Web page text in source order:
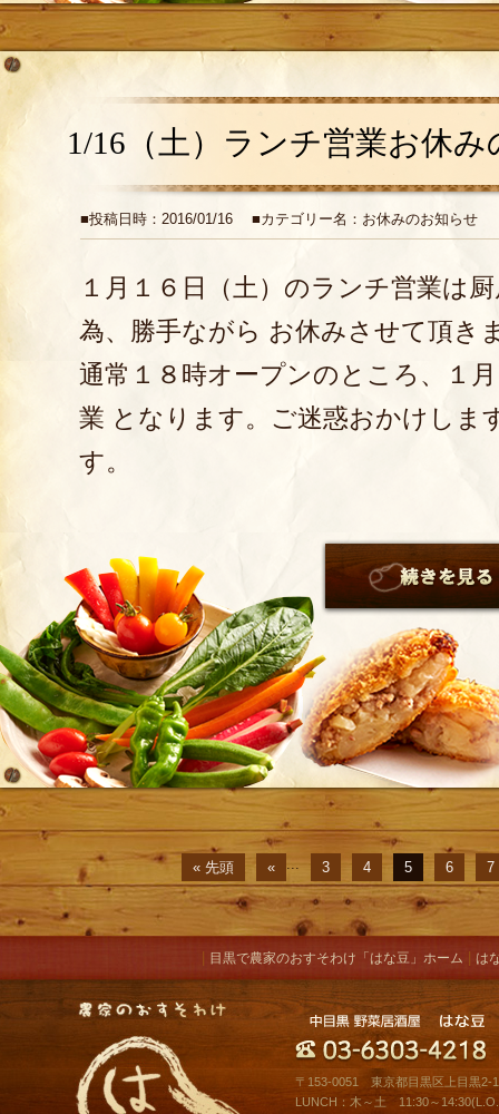
1/16（土）ランチ営業お休
■投稿日時：2016/01/16 ■カテゴリー名：お休みのお知らせ
１月１６日（土）のランチ営業は
為、勝手ながら お休みさせて頂き
通常１８時オープンのところ、１
業 となります。ご迷惑おかけしま
す。
« 先頭 « ... 3 4 5 6 7
目黒で農家のおすそわけ「はな豆」ホーム は
〒153-0051 東京都目黒区上目黒2-
LUNCH：木～土 11:30～